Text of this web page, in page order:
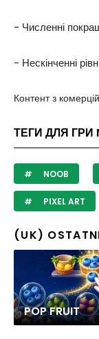
- Численні
- Нескінченні
Контент з
ТЕГИ ДЛЯ ГРИ
NOOB
PIXEL ART
(UK)
POP FRUIT